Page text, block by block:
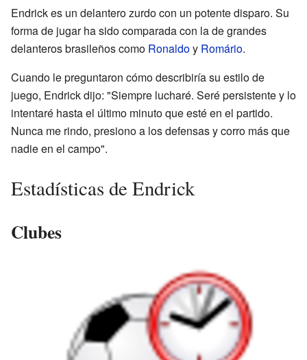
Endrick es un delantero zurdo con un potente disparo. Su
forma de jugar ha sido comparada con la de grandes
delanteros brasileños como Ronaldoy Romário.
Cuando le preguntaron cómo describiría su estilo de
juego, Endrick dijo: "Siempre lucharé. Seré persistente y lo
intentaré hasta el último minuto que esté en el partido.
Nunca me rindo, presiono a los defensas y corro más que
nadie en el campo".
Estadísticas de Endrick
Clubes